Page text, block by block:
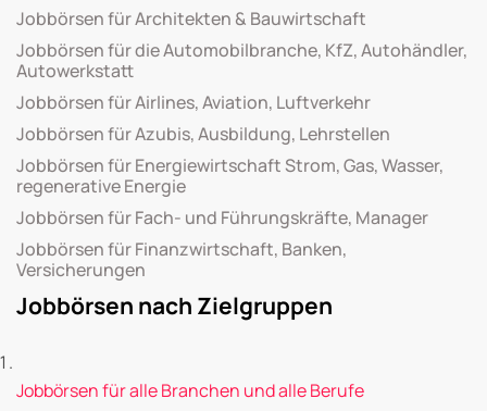
Jobbörsen für Architekten & Bauwirtschaft
Jobbörsen für die Automobilbranche, KfZ, Autohändler,
Autowerkstatt
Jobbörsen für Airlines, Aviation, Luftverkehr
Jobbörsen für Azubis, Ausbildung, Lehrstellen
Jobbörsen für Energiewirtschaft Strom, Gas, Wasser,
regenerative Energie
Jobbörsen für Fach- und Führungskräfte, Manager
Jobbörsen für Finanzwirtschaft, Banken,
Versicherungen
Jobbörsen nach Zielgruppen
Jobbörsen für alle Branchen und alle Berufe